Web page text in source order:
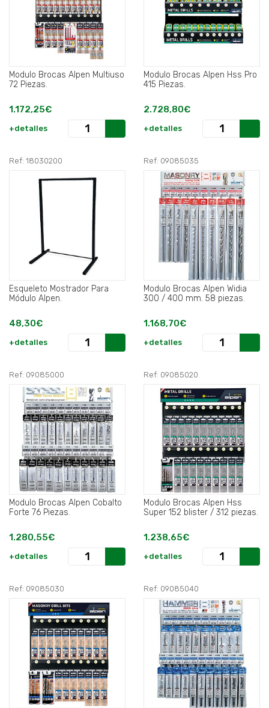
Modulo Brocas Alpen Multiuso
72 Piezas.
1.172,25€
+detalles
Modulo Brocas Alpen Hss Pro
415 Piezas.
2.728,80€
+detalles
Ref: 18030200
Esqueleto Mostrador Para
Módulo Alpen.
48,30€
+detalles
Ref: 09085035
Modulo Brocas Alpen Widia
300 / 400 mm. 58 piezas.
1.168,70€
+detalles
Ref: 09085000
Modulo Brocas Alpen Cobalto
Forte 76 Piezas.
1.280,55€
+detalles
Ref: 09085020
Modulo Brocas Alpen Hss
Super 152 blister / 312 piezas.
1.238,65€
+detalles
Ref: 09085030 Ref: 09085040